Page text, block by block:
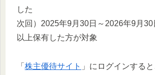
した
次回）2025年9月30日～2026年9月
以上保有した方が対象
「 株主優待サイト 」にログインする